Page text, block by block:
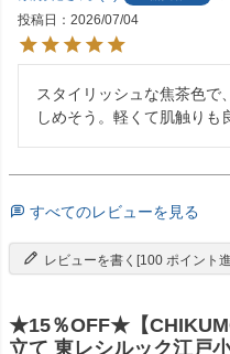
投稿日
2026/07/04
スタイリッシュな焦茶色で
しめそう。軽くて肌触りも
すべてのレビューを見る
レビューを書く[100 ポイント
★15％OFF★【
立て 東レシルック江戸